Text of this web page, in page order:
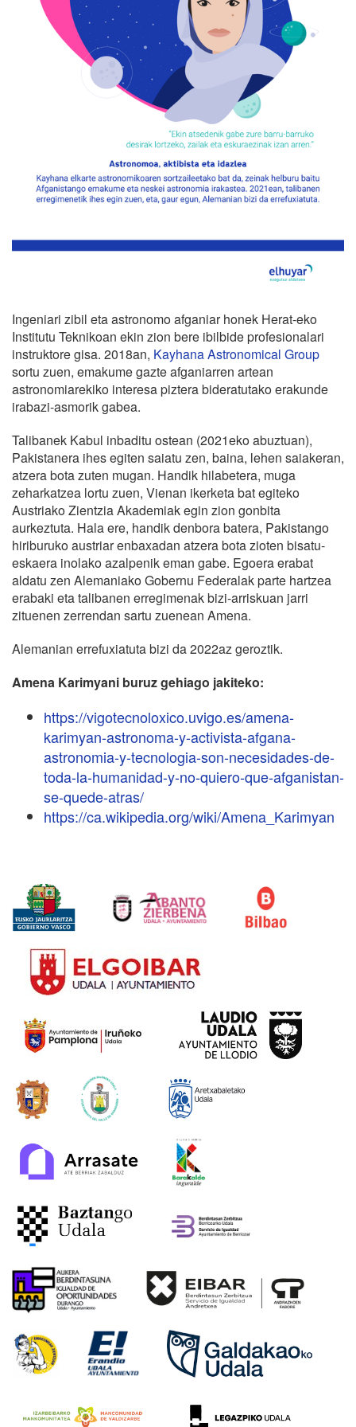
Ingeniari zibil eta astronomo afganiar honek Herat-eko
Institutu Teknikoan ekin zion bere ibilbide profesionalari
instruktore gisa. 2018an, Kayhana Astronomical Group
sortu zuen, emakume gazte afganiarren artean
astronomiarekiko interesa piztera bideratutako erakunde
irabazi-asmorik gabea.
Talibanek Kabul inbaditu ostean (2021eko abuztuan),
Pakistanera ihes egiten saiatu zen, baina, lehen saiakeran,
atzera bota zuten mugan. Handik hilabetera, muga
zeharkatzea lortu zuen, Vienan ikerketa bat egiteko
Austriako Zientzia Akademiak egin zion gonbita
aurkeztuta. Hala ere, handik denbora batera, Pakistango
hiriburuko austriar enbaxadan atzera bota zioten bisatu-
eskaera inolako azalpenik eman gabe. Egoera erabat
aldatu zen Alemaniako Gobernu Federalak parte hartzea
erabaki eta talibanen erregimenak bizi-arriskuan jarri
zituenen zerrendan sartu zuenean Amena.
Alemanian errefuxiatuta bizi da 2022az geroztik.
Amena Karimyani buruz gehiago jakiteko:
https://vigotecnoloxico.uvigo.es/amena-
karimyan-astronoma-y-activista-afgana-
astronomia-y-tecnologia-son-necesidades-de-
toda-la-humanidad-y-no-quiero-que-afganistan-
se-quede-atras/
https://ca.wikipedia.org/wiki/Amena_Karimyan